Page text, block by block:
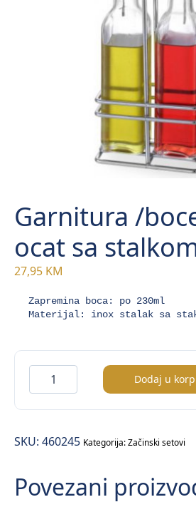
Garnitura /
ocat sa
27,95 KM
Zapremina boca: po 230ml
Materijal: inox stalak sa
Garnitura
/boce
za
i
sa
stalkom/
Dodaj u
SKU: 460245 Kategorija:Začinski setovi
Povezani